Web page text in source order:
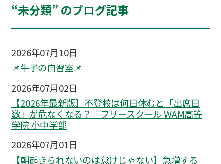
“未分類” のブログ記事
2026年07月10日
📌牛子の自習室📌
2026年07月02日
【2026年最新版】不登校は何日休むと「出席日
数」が危なくなる？｜フリースクール WAM高等
学院 小中学部
2026年07月01日
【朝起きられないのは怠けじゃない】急増する